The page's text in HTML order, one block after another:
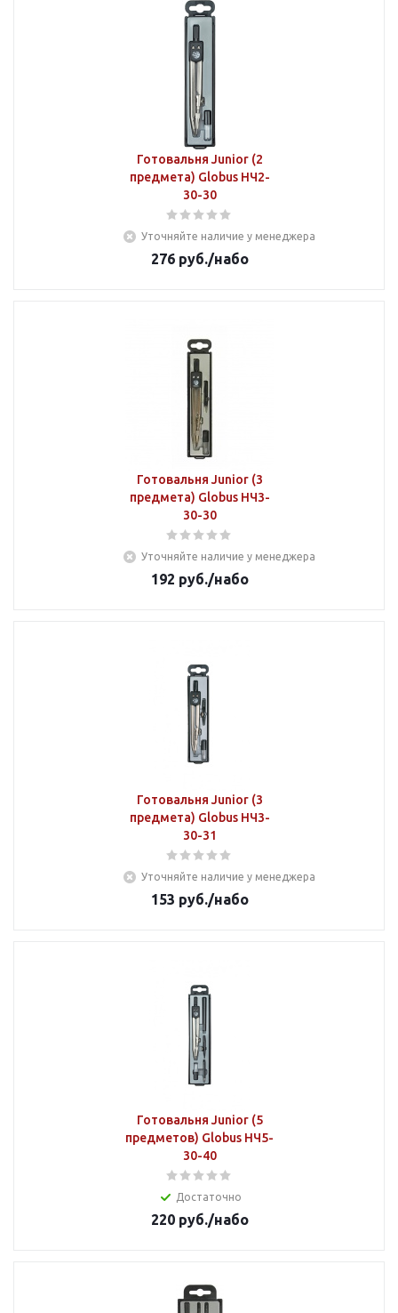
Готовальня Junior (2
предмета) Globus НЧ2-
30-30
Уточняйте наличие у менеджера
276руб./набо
Готовальня Junior (3
предмета) Globus НЧ3-
30-30
Уточняйте наличие у менеджера
192 руб./набо
Готовальня Junior (3
предмета) Globus НЧ3-
30-31
Уточняйте наличие у менеджера
153 руб./набо
Готовальня Junior (5
предметов) Globus НЧ5-
30-40
Достаточно
220руб./набо